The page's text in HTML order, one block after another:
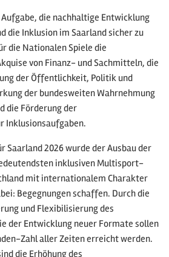
die nachhaltige Entwicklung
die Inklusion im Saarland sicher zu
die Nationalen Spiele die
von Finanz- und Sachmitteln, die
der Öffentlichkeit, Politik und
der bundesweiten Wahrnehmung
die Förderung der
Inklusionsaufgaben.
Saarland 2026 wurde der Ausbau der
inklusiven Multisport-
mit internationalem Charakter
Begegnungen schaffen. Durch die
und Flexibilisierung des
der Entwicklung neuer Formate sollen
Zahl aller Zeiten erreicht werden.
die Erhöhung des